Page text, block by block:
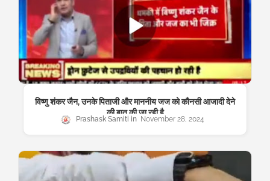
विष्णु शंकर जैन, उनके पिताजी और माननीय जज को कौनसी आजादी देने
की बात की जा रही है
Prashask Samiti November 28, 2024